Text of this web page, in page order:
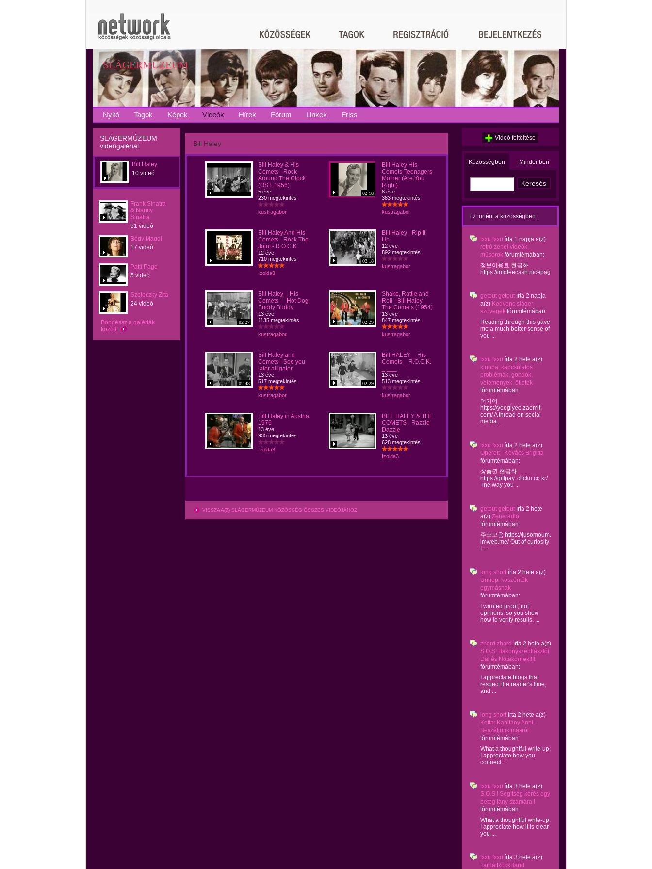
SLÁGERMÚZEUM
Nyitó Tagok Képek Videók Hírek Fórum Linkek Friss
SLÁGERMÚZEUM
videógalériái
Bill Haley
10 videó
Frank Sinatra
& Nancy
Sinatra
51 videó
Bódy Magdi
17 videó
Patti Page
5 videó
Szeleczky Zita
24 videó
Böngéssz a galériák
között!
Bill Haley
Bill Haley & His
Comets - Rock
Around The Clock
(OST, 1956)
5 éve
230 megtekintés
kustragabor
02:18
Bill Haley His
Comets-Teenagers
Mother (Are You
Right)
8 éve
383 megtekintés
kustragabor
Bill Haley And His
Comets - Rock The
Joint - R.O.C.K
12 éve
710 megtekintés
Izolda3
02:18
Bill Haley - Rip It
Up
12 éve
892 megtekintés
kustragabor
02:27
Bill Haley _ His
Comets - _Hot Dog
Buddy Buddy
13 éve
1135 megtekintés
kustragabor
02:29
Shake, Rattle and
Roll - Bill Haley _
The Comets (1954)
13 éve
847 megtekintés
kustragabor
02:48
Bill Haley and
Comets - See you
later alligator
13 éve
517 megtekintés
kustragabor
02:29
Bill HALEY _ His
Comets _ R.O.C.K.
13 éve
513 megtekintés
kustragabor
Bill Haley in Austria
1976
13 éve
935 megtekintés
Izolda3
BILL HALEY & THE
COMETS - Razzle
Dazzle
13 éve
628 megtekintés
Izolda3
VISSZA A(Z) SLÁGERMÚZEUM KÖZÖSSÉG ÖSSZES VIDEÓJÁHOZ
Videó feltöltése
Közösségben Mindenben
Ez történt a közösségben:
fxxu fxxu írta 1 napja a(z)
retró zenei videók,
műsorok fórumtémában:
정보이용료 현금화
https://infofeecash.nicepage...
getout getout írta 2 napja
a(z) Kedvenc sláger
szövegek fórumtémában:
Reading through this gave
me a much better sense of
you ...
fxxu fxxu írta 2 hete a(z)
klubbal kapcsolatos
problémák, gondok,
vélemények, ötletek
fórumtémában:
여기여
https://yeogiyeo.zaemit.
com/ A thread on social
media...
fxxu fxxu írta 2 hete a(z)
Operett - Kovács Brigitta
fórumtémában:
상품권 현금화
https://giftpay. clickn.co.kr/
The way you ...
getout getout írta 2 hete
a(z) Zenerádió
fórumtémában:
주소모음 https://jusomoum.
imweb.me/ Out of curiosity
I ...
long short írta 2 hete a(z)
Ünnepi köszöntők
egymásnak
fórumtémában:
I wanted proof, not
opinions, so you show
how to verify results. ...
zhard zhard írta 2 hete a(z)
S.O.S. Bakonyszentlászlói
Dal és Nótakörnek!!!!
fórumtémában:
I appreciate blogs that
respect the reader's time,
and ...
long short írta 2 hete a(z)
Kotta: Kapitány Anni -
Beszéljünk másról
fórumtémában:
What a thoughtful write-up;
I appreciate how you
connect ...
fxxu fxxu írta 3 hete a(z)
S.O.S ! Segítség kérés egy
beteg lány számára !
fórumtémában:
What a thoughtful write-up;
I appreciate how it is clear
you ...
fxxu fxxu írta 3 hete a(z)
TarnaiRockBand